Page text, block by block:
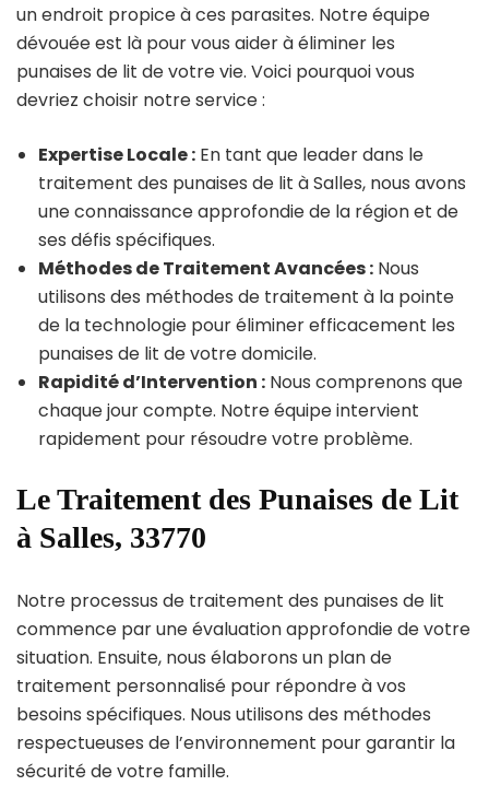
un endroit propice à ces parasites. Notre équipe
dévouée est là pour vous aider à éliminer les
punaises de lit de votre vie. Voici pourquoi vous
devriez choisir notre service :
Expertise Locale : En tant que leader dans le
traitement des punaises de lit à Salles, nous avons
une connaissance approfondie de la région et de
ses défis spécifiques.
Méthodes de Traitement Avancées : Nous
utilisons des méthodes de traitement à la pointe
de la technologie pour éliminer efficacement les
punaises de lit de votre domicile.
Rapidité d’Intervention : Nous comprenons que
chaque jour compte. Notre équipe intervient
rapidement pour résoudre votre problème.
Le Traitement des Punaises de Lit
à Salles, 33770
Notre processus de traitement des punaises de lit
commence par une évaluation approfondie de votre
situation. Ensuite, nous élaborons un plan de
traitement personnalisé pour répondre à vos
besoins spécifiques. Nous utilisons des méthodes
respectueuses de l’environnement pour garantir la
sécurité de votre famille.